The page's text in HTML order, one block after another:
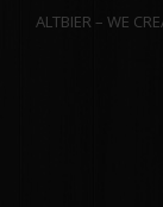
ALTBIER – WE